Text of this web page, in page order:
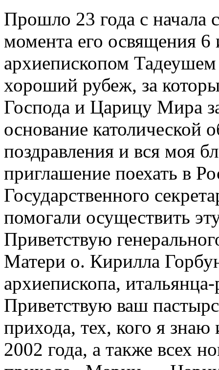
Прошло 23 года с начала
момента его освящения
архиепископом
хороший рубеж, за
Господа и Царицу Мира
основание
поздравления и вся моя
приглашение поехать в
Государственного
помогали осуществить
Приветствую
Матери о. Кирилла
архиепископа,
Приветствую ваш
прихода, тех, кого я
2002 года, а также всех